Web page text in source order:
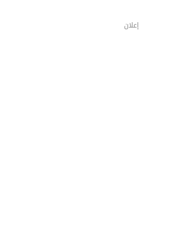
إعلان